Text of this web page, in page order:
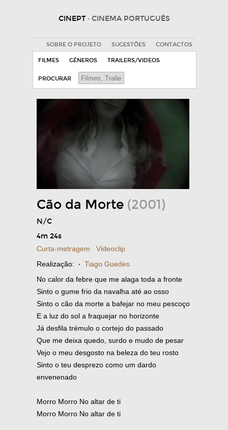
CINEPT · CINEMA PORTUGUÊS
SOBRE O PROJETO SUGESTÕES CONTACTOS
FILMES GÉNEROS TRAILERS/VIDEOS
PROCURAR
Cão da Morte (2001)
N/C
4m 24s
Curta-metragem
Videoclip
Realização: · Tiago Guedes
No calor da febre que me alaga toda a fronte
Sinto o gume frio da navalha até ao osso
Sinto o cão da morte a bafejar no meu pescoço
E a luz do sol a fraquejar no horizonte
Já desfila trémulo o cortejo do passado
Que me deixa quedo, surdo e mudo de pesar
Vejo o meu desgosto na beleza do teu rosto
Sinto o teu desprezo como um dardo
envenenado
Morro Morro No altar de ti
Morro Morro No altar de ti